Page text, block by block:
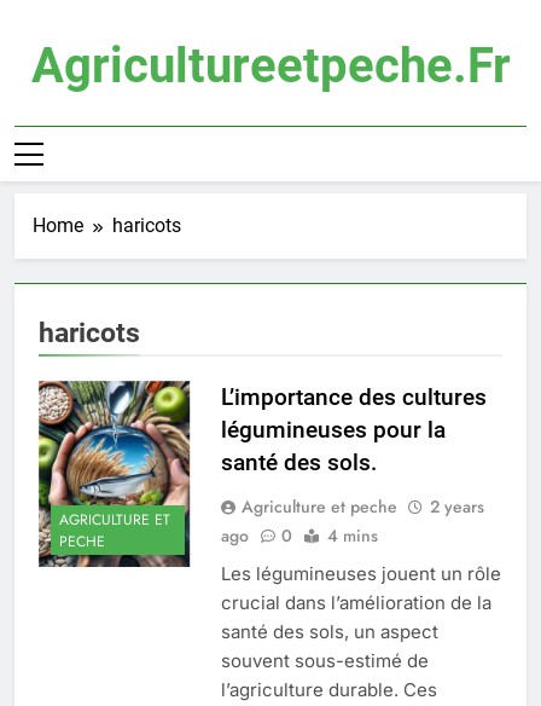
contentAgricultureetpeche.fr
Home haricots
haricots
AGRICULTURE ET
PECHE
L’importance des cultures
légumineuses pour la
santé des sols.
Agriculture et peche
2 years
ago
0 4 mins
Les légumineuses jouent un rôle
crucial dans l’amélioration de la
santé des sols, un aspect
souvent sous-estimé de
l’agriculture durable. Ces